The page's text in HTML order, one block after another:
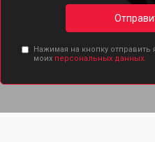
Нажимая на кнопку
моих персональных данных.